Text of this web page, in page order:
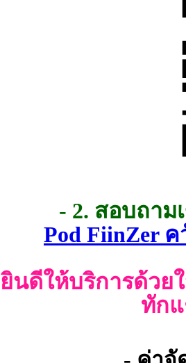
- 2. สอบถาม
Pod FiinZer
ยินดีให้บริการด้วย
ทัก